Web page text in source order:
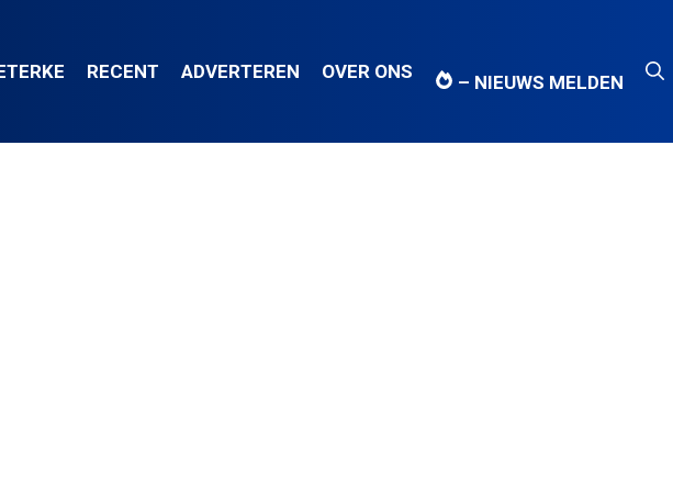
RECENT ADVERTEREN OVER ONS – NIEUWS MELDEN